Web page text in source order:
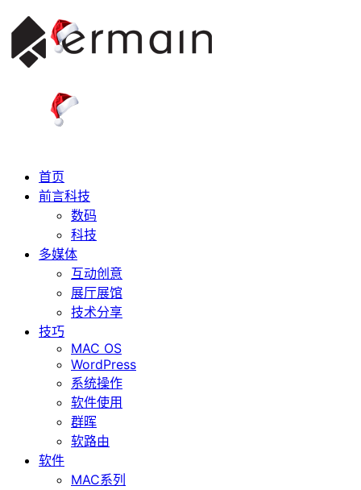
首页
前言科技
数码
科技
多媒体
互动创意
展厅展馆
技术分享
技巧
MAC OS
WordPress
系统操作
软件使用
群晖
软路由
软件
MAC系列